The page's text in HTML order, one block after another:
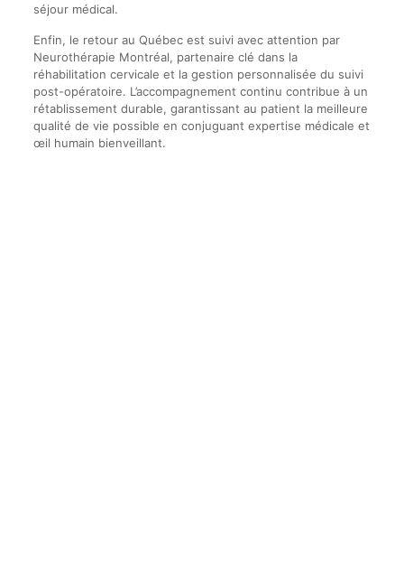
séjour médical.
Enfin, le retour au Québec est suivi avec attention par
Neurothérapie Montréal, partenaire clé dans la
réhabilitation cervicale et la gestion personnalisée du suivi
post-opératoire. L’accompagnement continu contribue à un
rétablissement durable, garantissant au patient la meilleure
qualité de vie possible en conjuguant expertise médicale et
œil humain bienveillant.